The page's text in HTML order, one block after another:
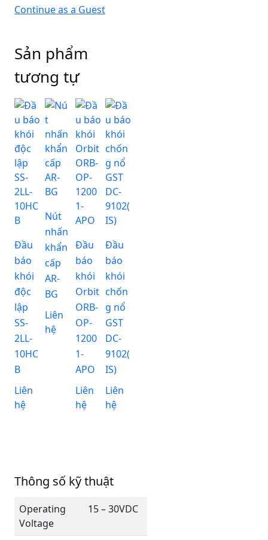
Continue as a Guest
Sản phẩm
tương tự
Đầu
báo
khói
độc
lập
SS-
2LL-
10HC
B
Liên
hệ
Nút
nhấn
khẩn
cấp
AR-
BG
Liên
hệ
Đầu
báo
khói
Orbit
ORB-
OP-
1200
1-
APO
Liên
hệ
Đầu
báo
khói
chốn
g nổ
GST
DC-
9102(
IS)
Liên
hệ
Thông số kỹ thuật
Operating
Voltage
15 – 30VDC